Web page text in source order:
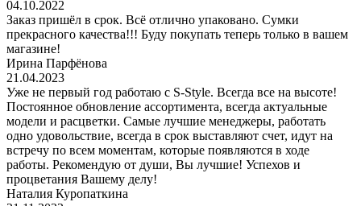
04.10.2022
Заказ пришёл в срок. Всё отлично упаковано. Сумки
прекрасного качества!!! Буду покупать теперь только в вашем
магазине!
Ирина Парфёнова
21.04.2023
Уже не первый год работаю с S-Style. Всегда все на высоте!
Постоянное обновление ассортимента, всегда актуальные
модели и расцветки. Самые лучшие менеджеры, работать
одно удовольствие, всегда в срок выставляют счет, идут на
встречу по всем моментам, которые появляются в ходе
работы. Рекомендую от души, Вы лучшие! Успехов и
процветания Вашему делу!
Наталия Куропаткина